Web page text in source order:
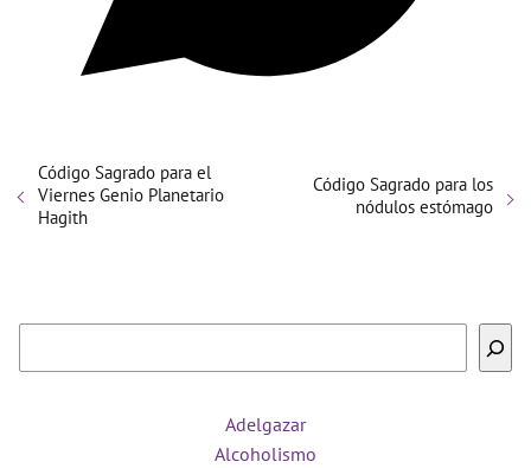
Código Sagrado para el
Viernes Genio Planetario
Hagith
Código Sagrado para los
nódulos estómago
Adelgazar
Alcoholismo